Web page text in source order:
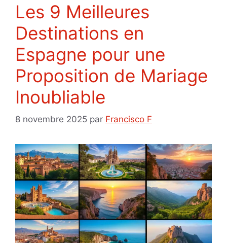
Les 9 Meilleures
Destinations en
Espagne pour une
Proposition de Mariage
Inoubliable
8 novembre 2025 par Francisco F